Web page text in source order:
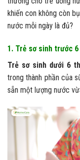
khiến con không còn
nước mỗi ngày là đủ?
1. Trẻ sơ sinh trước
Trẻ sơ sinh dưới 6
trong thành phần của
sẵn một lượng nước